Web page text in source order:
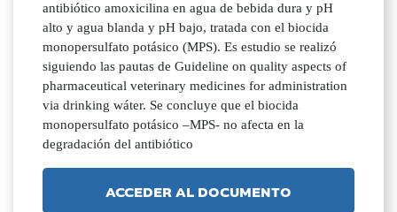
antibiótico amoxicilina en agua de bebida dura y pH
alto y agua blanda y pH bajo, tratada con el biocida
monopersulfato potásico (MPS). Es estudio se realizó
siguiendo las pautas de Guideline on quality aspects of
pharmaceutical veterinary medicines for administration
via drinking wáter. Se concluye que el biocida
monopersulfato potásico –MPS- no afecta en la
degradación del antibiótico
ACCEDER AL DOCUMENTO